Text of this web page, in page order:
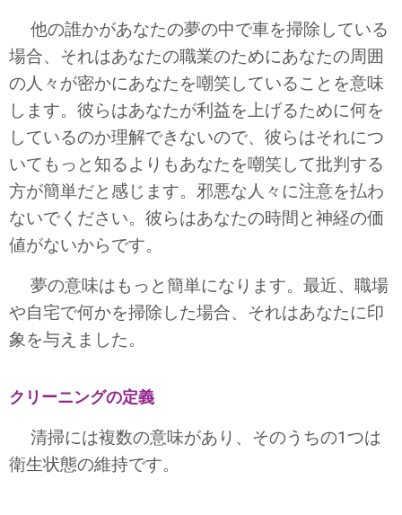
他の誰かがあなたの夢の中で車を掃除している
場合、それはあなたの職業のためにあなたの周囲
の人々が密かにあなたを嘲笑していることを意味
します。彼らはあなたが利益を上げるために何を
しているのか理解できないので、彼らはそれにつ
いてもっと知るよりもあなたを嘲笑して批判する
方が簡単だと感じます。邪悪な人々に注意を払わ
ないでください。彼らはあなたの時間と神経の価
値がないからです。
夢の意味はもっと簡単になります。最近、職場
や自宅で何かを掃除した場合、それはあなたに印
象を与えました。
クリーニングの定義
清掃には複数の意味があり、そのうちの1つは
衛生状態の維持です。